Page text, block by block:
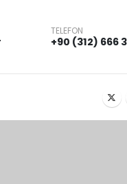
TELEFON
+90 (312) 666